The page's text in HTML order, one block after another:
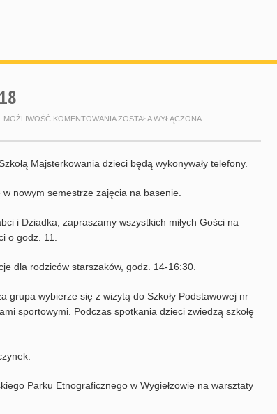
MOŻLIWOŚĆ KOMENTOWANIA HARMONOGRAM
ZOSTAŁA WYŁĄCZONA
Majsterkowania dzieci będą wykonywały telefony.
nowym semestrze zajęcia na basenie.
i Dziadka, zapraszamy wszystkich miłych Gości na
o godz. 11.
dla rodziców starszaków, godz. 14-16:30.
grupa wybierze się z wizytą do Szkoły Podstawowej nr
sportowymi. Podczas spotkania dzieci zwiedzą szkołę
Parku Etnograficznego w Wygiełzowie na warsztaty